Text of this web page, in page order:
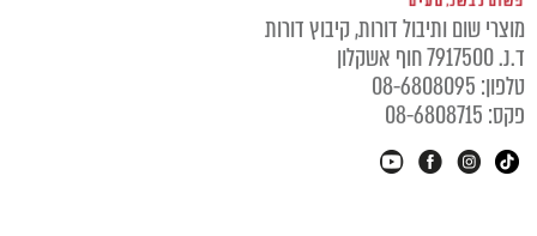
שום ותיבול דורות, קיבוץ דורות
חוף אשקלון
08-6808095
08-6808715